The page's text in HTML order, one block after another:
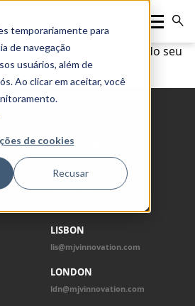
temporariamente para
de navegação
usuários, além de
Ao clicar em aceitar, você
de cookies
Recusar
KPIs garantem a saúde do seu
RIO DE JANEIRO
rio@mjvinnovation.com
CURITIBA
cwb@mjvinnovation.com
LISBON
lis@mjvinnovation.com
LONDON
ldn@mjvinnovation.com